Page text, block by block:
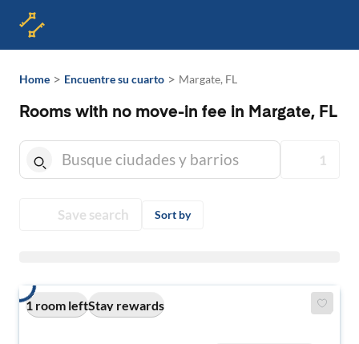
Home > Encuentre su cuarto > Margate, FL
Rooms with no move-in fee in Margate, FL
1
Save search Sort by
1 room leftStay rewards